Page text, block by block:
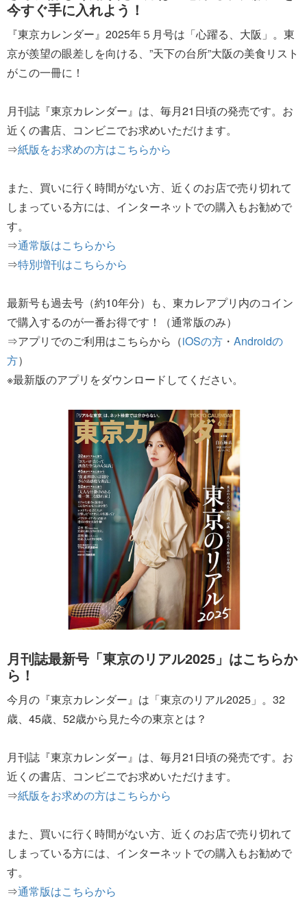
今すぐ手に入れよう！
『東京カレンダー』2025年５月号は「心躍る、大阪」。東
京が羨望の眼差しを向ける、”天下の台所”大阪の美食リスト
がこの一冊に！
月刊誌『東京カレンダー』は、毎月21日頃の発売です。お
近くの書店、コンビニでお求めいただけます。
⇒紙版をお求めの方はこちらから
また、買いに行く時間がない方、近くのお店で売り切れて
しまっている方には、インターネットでの購入もお勧めで
す。
⇒通常版はこちらから
⇒特別増刊はこちらから
最新号も過去号（約10年分）も、東カレアプリ内のコイン
で購入するのが一番お得です！（通常版のみ）
⇒アプリでのご利用はこちらから（iOSの方 ・ Androidの
方）
※最新版のアプリをダウンロードしてください。
月刊誌最新号「東京のリアル2025」はこちらか
ら！
今月の『東京カレンダー』は「東京のリアル2025」。32
歳、45歳、52歳から見た今の東京とは？
月刊誌『東京カレンダー』は、毎月21日頃の発売です。お
近くの書店、コンビニでお求めいただけます。
⇒紙版をお求めの方はこちらから
また、買いに行く時間がない方、近くのお店で売り切れて
しまっている方には、インターネットでの購入もお勧めで
す。
⇒通常版はこちらから